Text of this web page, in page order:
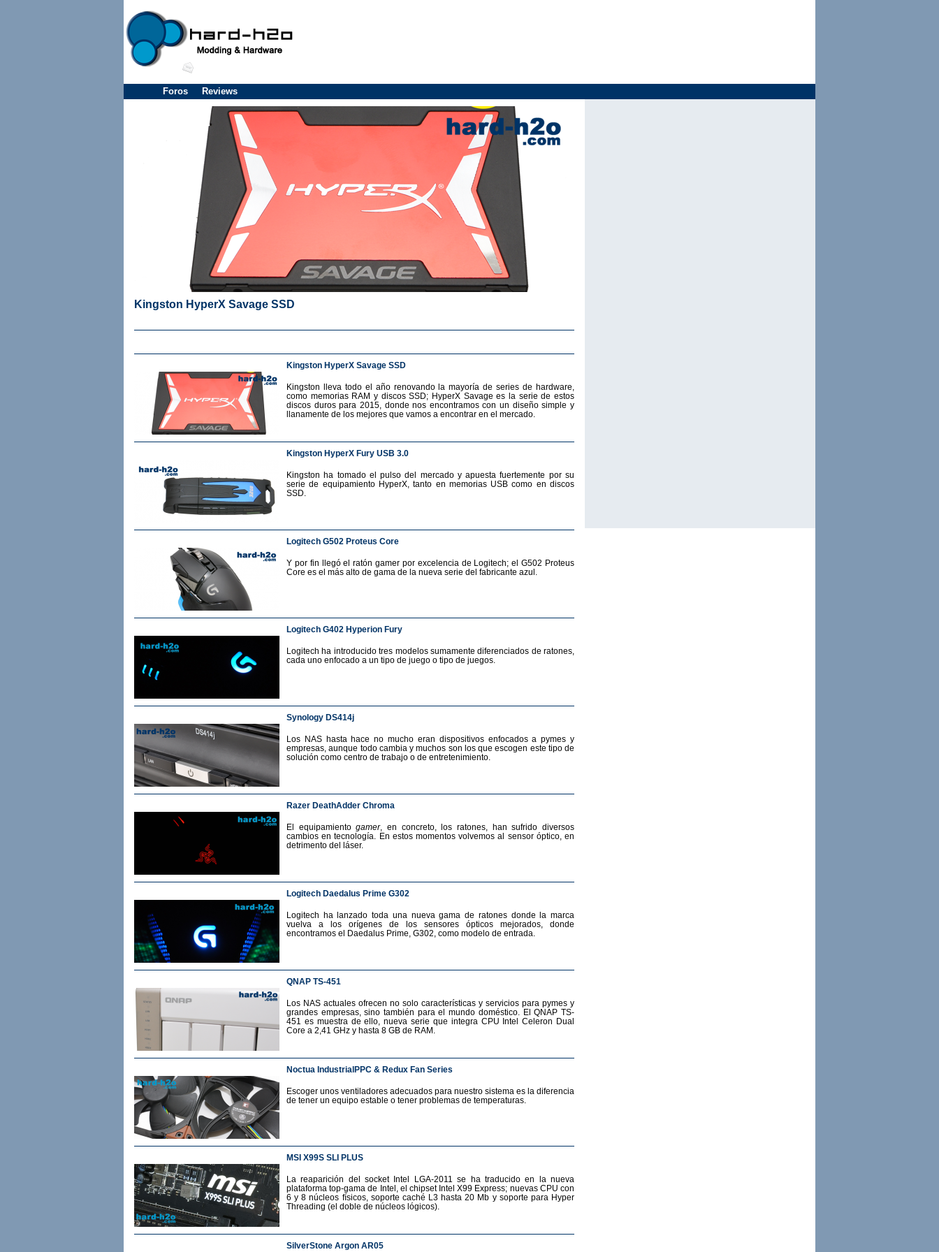
Foros Reviews
Kingston HyperX Savage SSD
Kingston HyperX Savage SSD
Kingston lleva todo el año renovando la mayoría de series de hardware,
como memorias RAM y discos SSD; HyperX Savage es la serie de estos
discos duros para 2015, donde nos encontramos con un diseño simple y
llanamente de los mejores que vamos a encontrar en el mercado.
Kingston HyperX Fury USB 3.0
Kingston ha tomado el pulso del mercado y apuesta fuertemente por su
serie de equipamiento HyperX, tanto en memorias USB como en discos
SSD.
Logitech G502 Proteus Core
Y por fin llegó el ratón gamer por excelencia de Logitech; el G502 Proteus
Core es el más alto de gama de la nueva serie del fabricante azul.
Logitech G402 Hyperion Fury
Logitech ha introducido tres modelos sumamente diferenciados de ratones,
cada uno enfocado a un tipo de juego o tipo de juegos.
Synology DS414j
Los NAS hasta hace no mucho eran dispositivos enfocados a pymes y
empresas, aunque todo cambia y muchos son los que escogen este tipo de
solución como centro de trabajo o de entretenimiento.
Razer DeathAdder Chroma
El equipamientogamer, en concreto, los ratones, han sufrido diversos
cambios en tecnología. En estos momentos volvemos al sensor óptico, en
detrimento del láser.
Logitech Daedalus Prime G302
Logitech ha lanzado toda una nueva gama de ratones donde la marca
vuelva a los orígenes de los sensores ópticos mejorados, donde
encontramos el Daedalus Prime, G302, como modelo de entrada.
QNAP TS-451
Los NAS actuales ofrecen no solo características y servicios para pymes y
grandes empresas, sino también para el mundo doméstico. El QNAP TS-
451 es muestra de ello, nueva serie que integra CPU Intel Celeron Dual
Core a 2,41 GHz y hasta 8 GB de RAM.
Noctua IndustrialPPC & Redux Fan Series
Escoger unos ventiladores adecuados para nuestro sistema es la diferencia
de tener un equipo estable o tener problemas de temperaturas.
MSI X99S SLI PLUS
La reaparición del socket Intel LGA-2011 se ha traducido en la nueva
plataforma top-gama de Intel, el chipset Intel X99 Express; nuevas CPU con
6 y 8 núcleos físicos, soporte caché L3 hasta 20 Mb y soporte para Hyper
Threading (el doble de núcleos lógicos).
SilverStone Argon AR05